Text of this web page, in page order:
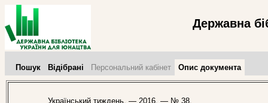
Державна
Пошук Відібрані Персональний кабінет Опис документа
Український тиждень. — 2016. — № 38.